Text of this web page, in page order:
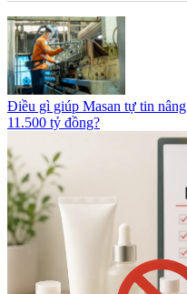
Điều gì giúp Masan tự tin
11.500 tỷ đồng?